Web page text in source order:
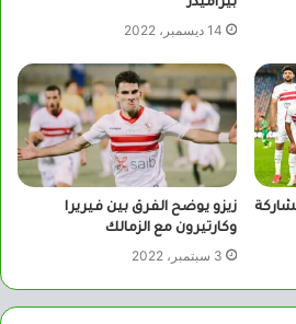
14 ديسمبر، 2022
زيزو يوضح الفرق بين فيريرا
وكارتيرون مع الزمالك
3 سبتمبر، 2022